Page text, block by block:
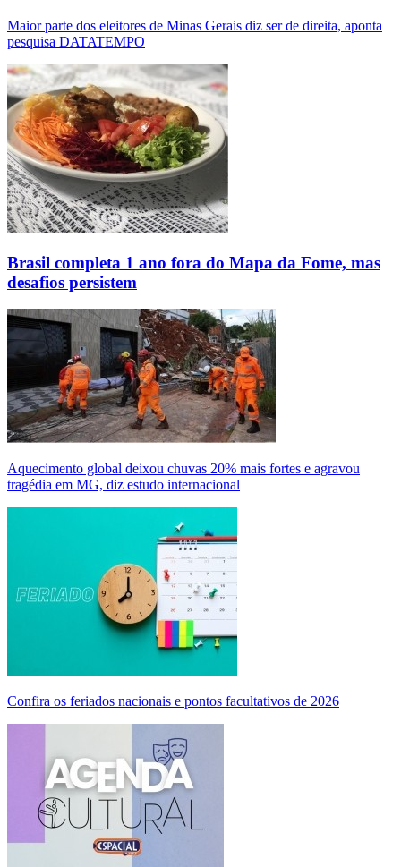
Maior parte dos eleitores de Minas Gerais diz ser de direita, aponta
pesquisa DATATEMPO
Brasil completa 1 ano fora do Mapa da Fome, mas
desafios persistem
Aquecimento global deixou chuvas 20% mais fortes e agravou
tragédia em MG, diz estudo internacional
Confira os feriados nacionais e pontos facultativos de 2026